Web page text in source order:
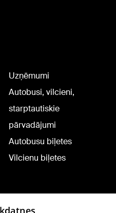
Uzņēmumi
Autobusi, vilcieni,
starptautiskie
pārvadājumi
Autobusu biļetes
Vilcienu biļetes